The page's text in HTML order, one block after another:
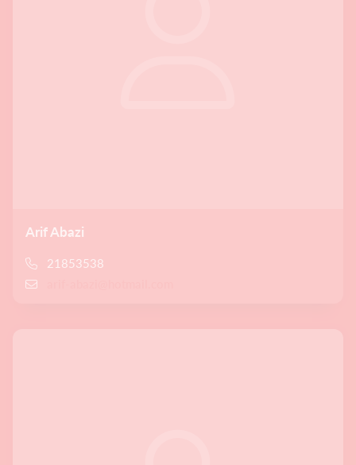
Arif Abazi
21853538